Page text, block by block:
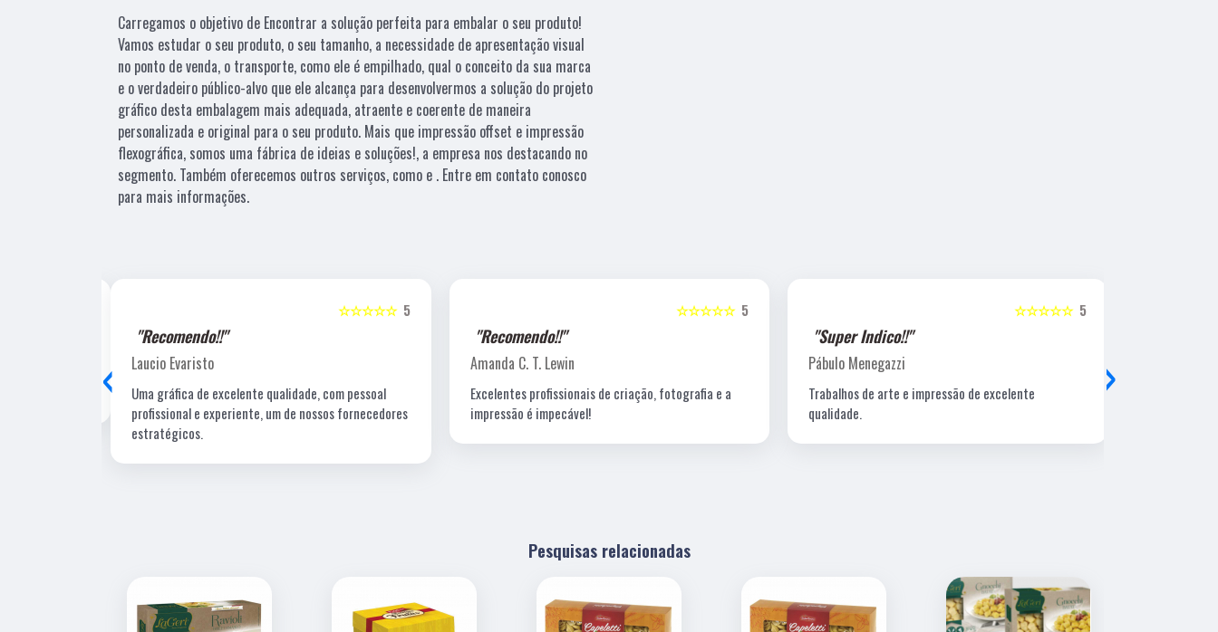
Carregamos o objetivo de Encontrar a solução perfeita para embalar o seu produto!
Vamos estudar o seu produto, o seu tamanho, a necessidade de apresentação visual
no ponto de venda, o transporte, como ele é empilhado, qual o conceito da sua marca
e o verdadeiro público-alvo que ele alcança para desenvolvermos a solução do projeto
gráfico desta embalagem mais adequada, atraente e coerente de maneira
personalizada e original para o seu produto. Mais que impressão offset e impressão
flexográfica, somos uma fábrica de ideias e soluções!, a empresa nos destacando no
segmento. Também oferecemos outros serviços, como e . Entre em contato conosco
para mais informações.
5
☆☆☆☆☆
"Recomendo!!"
Laucio Evaristo
Uma gráfica de excelente qualidade, com pessoal
profissional e experiente, um de nossos fornecedores
estratégicos.
5
☆☆☆☆☆
"Recomendo!!"
Amanda C. T. Lewin
Excelentes profissionais de criação, fotografia e a
impressão é impecável!
5
☆☆☆☆☆
"Super Indico!!"
Pábulo Menegazzi
Trabalhos de arte e impressão de excelente
qualidade.
‹ ›
Pesquisas relacionadas